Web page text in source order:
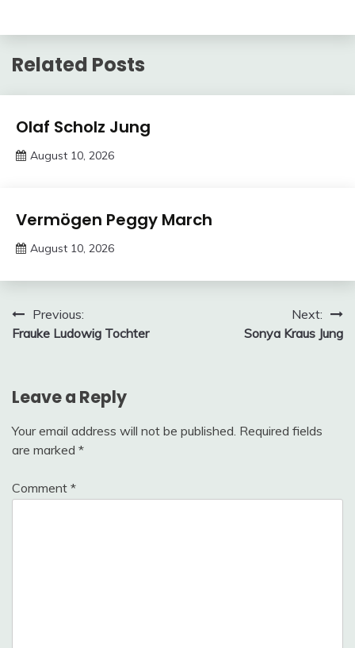
Related Posts
Trends
Olaf Scholz Jung
August 10, 2026
Trends
Vermögen Peggy March
August 10, 2026
Meme
Post
navigation
Previous:
Frauke Ludowig Tochter
Next:
Sonya Kraus Jung
Leave a Reply
Your email address will not be published. Required fields
are marked *
Comment *